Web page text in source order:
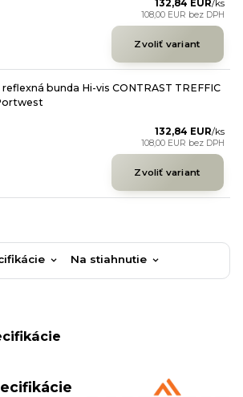
132,84 EUR/ks
108,00 EUR bez DPH
Zvoliť variant
bunda Hi-vis CONTRAST TREFFIC
132,84 EUR/ks
108,00 EUR bez DPH
Zvoliť variant
Na stiahnutie